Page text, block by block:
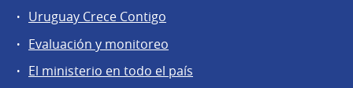
Uruguay Crece Contigo
Evaluación y monitoreo
El ministerio en todo el país